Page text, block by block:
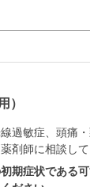
）
過敏症、頭痛
剤師に相談して
症状である可